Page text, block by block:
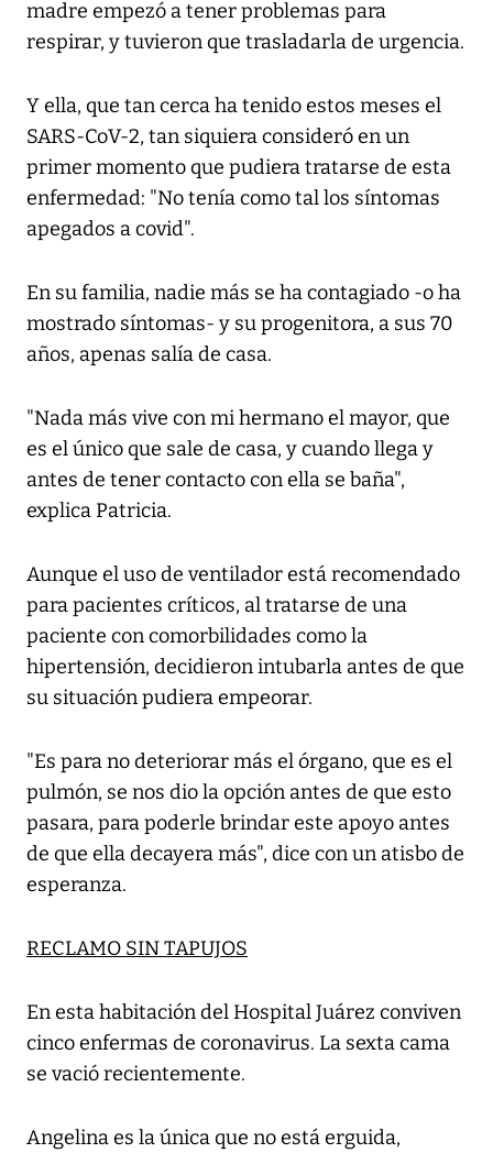
madre empezó a tener problemas para
respirar, y tuvieron que trasladarla de urgencia.
Y ella, que tan cerca ha tenido estos meses el
SARS-CoV-2, tan siquiera consideró en un
primer momento que pudiera tratarse de esta
enfermedad: "No tenía como tal los síntomas
apegados a covid".
En su familia, nadie más se ha contagiado -o ha
mostrado síntomas- y su progenitora, a sus 70
años, apenas salía de casa.
"Nada más vive con mi hermano el mayor, que
es el único que sale de casa, y cuando llega y
antes de tener contacto con ella se baña",
explica Patricia.
Aunque el uso de ventilador está recomendado
para pacientes críticos, al tratarse de una
paciente con comorbilidades como la
hipertensión, decidieron intubarla antes de que
su situación pudiera empeorar.
"Es para no deteriorar más el órgano, que es el
pulmón, se nos dio la opción antes de que esto
pasara, para poderle brindar este apoyo antes
de que ella decayera más", dice con un atisbo de
esperanza.
RECLAMO SIN TAPUJOS
En esta habitación del Hospital Juárez conviven
cinco enfermas de coronavirus. La sexta cama
se vació recientemente.
Angelina es la única que no está erguida,